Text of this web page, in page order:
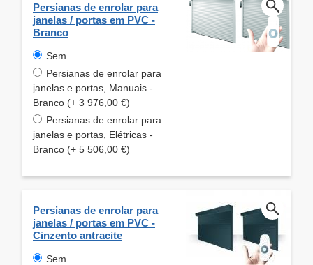
Persianas de enrolar para
janelas / portas em PVC -
Branco
Sem
Persianas de enrolar para
janelas e portas, Manuais -
Branco (+ 3 976,00 €)
Persianas de enrolar para
janelas e portas, Elétricas -
Branco (+ 5 506,00 €)
Persianas de enrolar para
janelas / portas em PVC -
Cinzento antracite
Sem